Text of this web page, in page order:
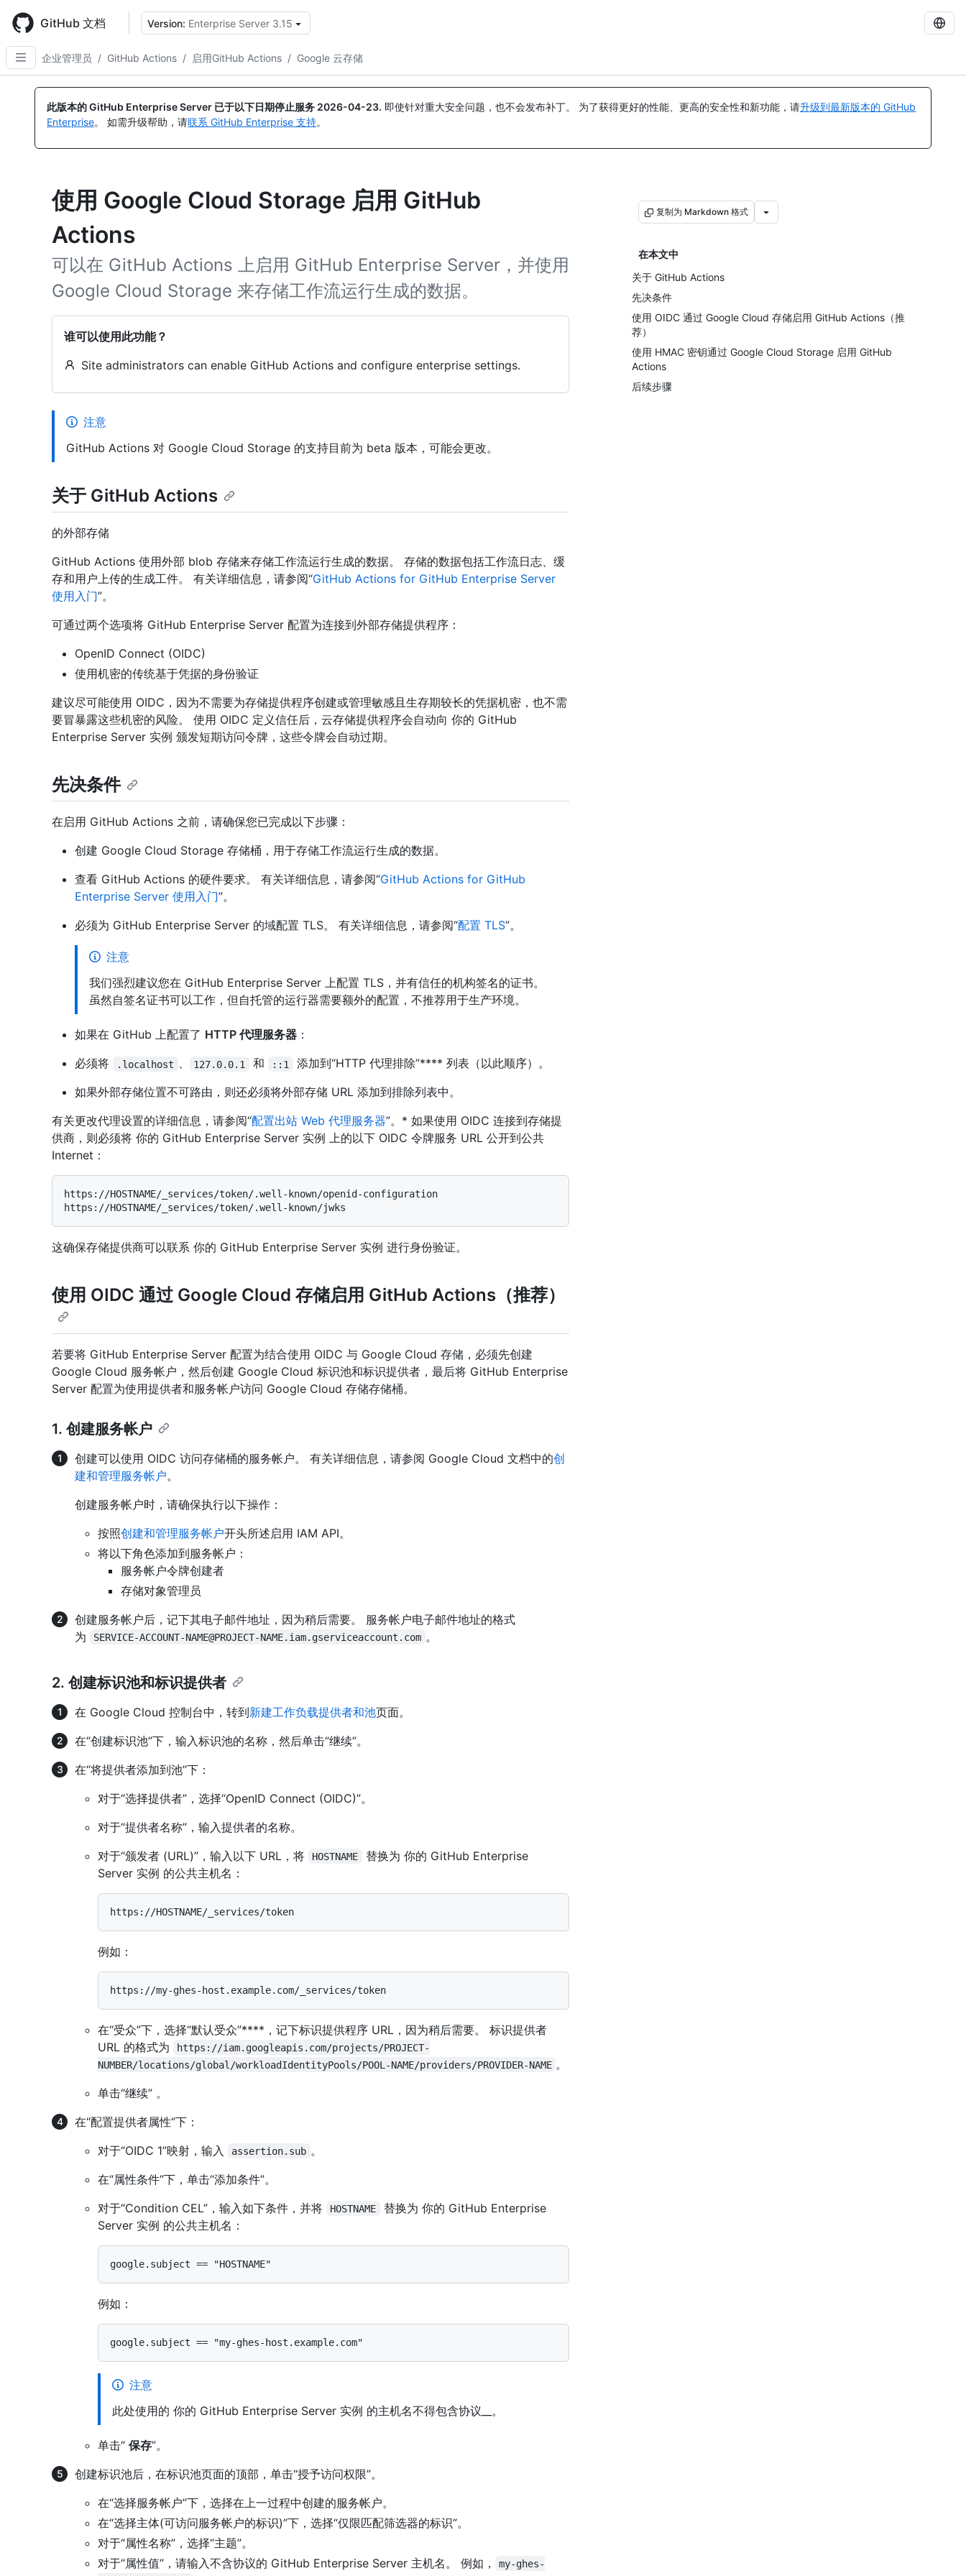
main
content
GitHub 文档 Version: Enterprise Server 3.15
企业管理员 / GitHub Actions / 启用GitHub Actions / Google 云存储
此版本的 GitHub Enterprise Server 已于以下日期停止服务 2026-04-23. 即使针对重大安全问题，也不会发布补丁。 为了获得更好的性能、更高的安全性和新功能，请升级到最新版本的 GitHub
Enterprise。 如需升级帮助，请联系 GitHub Enterprise 支持。
使用 Google Cloud Storage 启用 GitHub
Actions
可以在 GitHub Actions 上启用 GitHub Enterprise Server，并使用
Google Cloud Storage 来存储工作流运行生成的数据。
谁可以使用此功能？
Site administrators can enable GitHub Actions and configure enterprise settings.
复制为 Markdown 格式
在本文中
关于 GitHub Actions
先决条件
使用 OIDC 通过 Google Cloud 存储启用 GitHub Actions（推
荐）
使用 HMAC 密钥通过 Google Cloud Storage 启用 GitHub
Actions
后续步骤
注意
GitHub Actions 对 Google Cloud Storage 的支持目前为 beta 版本，可能会更改。
关于 GitHub Actions
的外部存储
GitHub Actions 使用外部 blob 存储来存储工作流运行生成的数据。 存储的数据包括工作流日志、缓
存和用户上传的生成工件。 有关详细信息，请参阅“GitHub Actions for GitHub Enterprise Server
使用入门”。
可通过两个选项将 GitHub Enterprise Server 配置为连接到外部存储提供程序：
OpenID Connect (OIDC)
使用机密的传统基于凭据的身份验证
建议尽可能使用 OIDC，因为不需要为存储提供程序创建或管理敏感且生存期较长的凭据机密，也不需
要冒暴露这些机密的风险。 使用 OIDC 定义信任后，云存储提供程序会自动向 你的 GitHub
Enterprise Server 实例 颁发短期访问令牌，这些令牌会自动过期。
先决条件
在启用 GitHub Actions 之前，请确保您已完成以下步骤：
创建 Google Cloud Storage 存储桶，用于存储工作流运行生成的数据。
查看 GitHub Actions 的硬件要求。 有关详细信息，请参阅“GitHub Actions for GitHub
Enterprise Server 使用入门”。
必须为 GitHub Enterprise Server 的域配置 TLS。 有关详细信息，请参阅“配置 TLS”。
注意
我们强烈建议您在 GitHub Enterprise Server 上配置 TLS，并有信任的机构签名的证书。
虽然自签名证书可以工作，但自托管的运行器需要额外的配置，不推荐用于生产环境。
如果在 GitHub 上配置了 HTTP 代理服务器 ：
必须将
.localhost 、 127.0.0.1 和 ::1
添加到“HTTP 代理排除”**** 列表（以此顺序）。
如果外部存储位置不可路由，则还必须将外部存储 URL 添加到排除列表中。
有关更改代理设置的详细信息，请参阅“配置出站 Web 代理服务器”。* 如果使用 OIDC 连接到存储提
供商，则必须将 你的 GitHub Enterprise Server 实例 上的以下 OIDC 令牌服务 URL 公开到公共
Internet：
https://HOSTNAME/_services/token/.well-known/openid-configuration
这确保存储提供商可以联系 你的 GitHub Enterprise Server 实例 进行身份验证。
使用 OIDC 通过 Google Cloud 存储启用 GitHub Actions（推荐）
若要将 GitHub Enterprise Server 配置为结合使用 OIDC 与 Google Cloud 存储，必须先创建
Google Cloud 服务帐户，然后创建 Google Cloud 标识池和标识提供者，最后将 GitHub Enterprise
Server 配置为使用提供者和服务帐户访问 Google Cloud 存储存储桶。
1. 创建服务帐户
创建可以使用 OIDC 访问存储桶的服务帐户。 有关详细信息，请参阅 Google Cloud 文档中的创
建和管理服务帐户。
创建服务帐户时，请确保执行以下操作：
按照创建和管理服务帐户开头所述启用 IAM API。
将以下角色添加到服务帐户：
服务帐户令牌创建者
存储对象管理员
创建服务帐户后，记下其电子邮件地址，因为稍后需要。 服务帐户电子邮件地址的格式
为
SERVICE-ACCOUNT-NAME@PROJECT-NAME.iam.gserviceaccount.com 。
2. 创建标识池和标识提供者
在 Google Cloud 控制台中，转到新建工作负载提供者和池页面。
在“创建标识池”下，输入标识池的名称，然后单击“继续”。
在“将提供者添加到池”下：
对于“选择提供者”，选择“OpenID Connect (OIDC)”。
对于“提供者名称”，输入提供者的名称。
对于“颁发者 (URL)”，输入以下 URL，将
HOSTNAME
替换为 你的 GitHub Enterprise
Server 实例 的公共主机名：
例如：
在“受众”下，选择“默认受众”****，记下标识提供程序 URL，因为稍后需要。 标识提供者
URL 的格式为
https://iam.googleapis.com/projects/PROJECT-
NUMBER/locations/global/workloadIdentityPools/POOL-NAME/providers/PROVIDER-NAME 。
单击“继续” 。
在“配置提供者属性”下：
对于“OIDC 1”映射，输入
assertion.sub 。
在“属性条件”下，单击“添加条件”。
对于“Condition CEL”，输入如下条件，并将
HOSTNAME
替换为 你的 GitHub Enterprise
Server 实例 的公共主机名：
例如：
注意
此处使用的 你的 GitHub Enterprise Server 实例 的主机名不得包含协议__。
单击“ 保存”。
创建标识池后，在标识池页面的顶部，单击“授予访问权限”。
在“选择服务帐户”下，选择在上一过程中创建的服务帐户。
在“选择主体(可访问服务帐户的标识)”下，选择“仅限匹配筛选器的标识”。
对于“属性名称”，选择“主题”。
对于“属性值”，请输入不含协议的 GitHub Enterprise Server 主机名。 例如，
my-ghes-